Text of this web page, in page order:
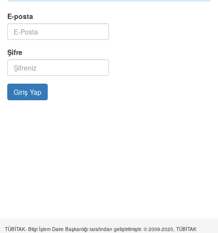
E-posta
Şifre
TÜBİTAK- Bilgi İşlem Daire Başkanlığı tarafından geliştirilmiştir. © 2009-2020, TÜBİTAK